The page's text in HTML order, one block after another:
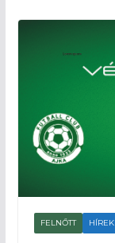
FELNŐTT HÍREK